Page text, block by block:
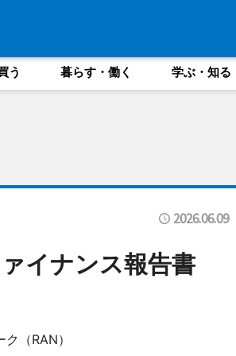
う 暮らす・働く 学ぶ・知る
2026.06.09
イナンス報告書
（RAN）